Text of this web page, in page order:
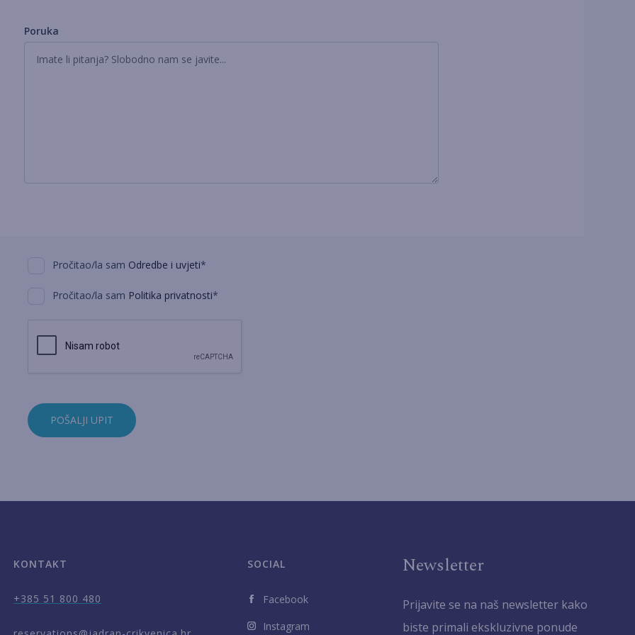
Poruka
Pročitao/la sam Odredbe i uvjeti*
Pročitao/la sam Politika privatnosti*
POŠALJI UPIT
KONTAKT
+385 51 800 480
SOCIAL
Facebook
Instagram
Newsletter
Prijavite se na naš newsletter kako
biste primali ekskluzivne ponude